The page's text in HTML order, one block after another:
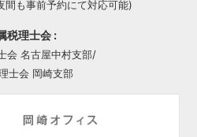
間も事前予約にて対応可能)
税理士会 :
会 名古屋中村支部/
士会 岡崎支部